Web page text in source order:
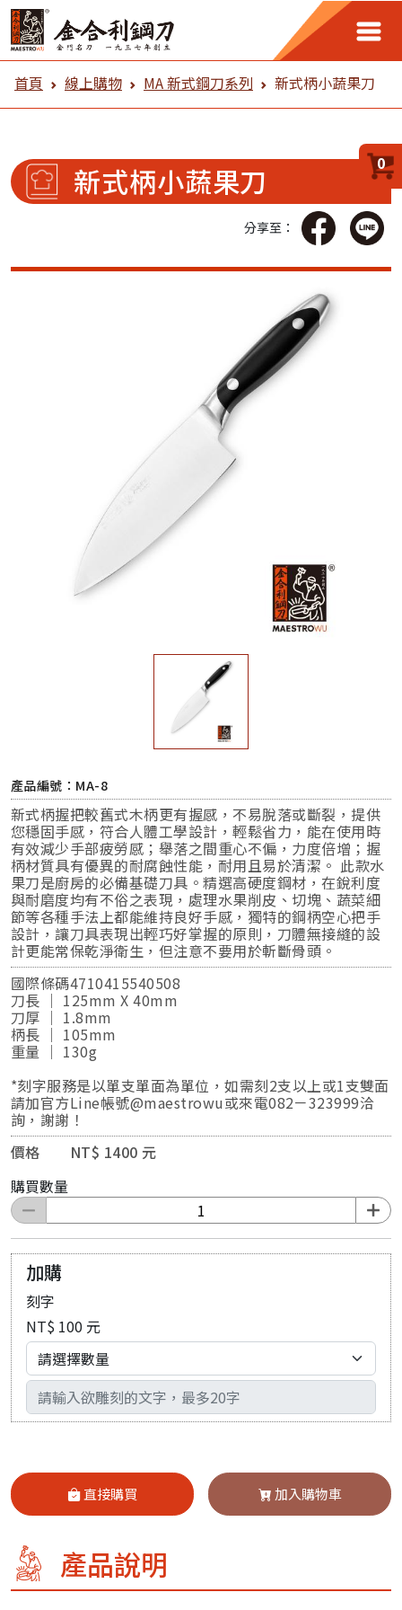
0
金合利鋼刀 線上購物
首頁 線上購物 MA 新式鋼刀系列 新式柄小蔬果刀
新式柄小蔬果刀
分享至：
產品編號：MA-8
新式柄握把較舊式木柄更有握感，不易脫落或斷裂，提供
您穩固手感，符合人體工學設計，輕鬆省力，能在使用時
有效減少手部疲勞感；舉落之間重心不偏，力度倍增；握
柄材質具有優異的耐腐蝕性能，耐用且易於清潔。 此款水
果刀是廚房的必備基礎刀具。精選高硬度鋼材，在銳利度
與耐磨度均有不俗之表現，處理水果削皮、切塊、蔬菜細
節等各種手法上都能維持良好手感，獨特的鋼柄空心把手
設計，讓刀具表現出輕巧好掌握的原則，刀體無接縫的設
計更能常保乾淨衛生，但注意不要用於斬斷骨頭。
國際條碼4710415540508
刀長 ｜ 125mm X 40mm
刀厚 ｜ 1.8mm
柄長 ｜ 105mm
重量 ｜ 130g
*刻字服務是以單支單面為單位，如需刻2支以上或1支雙面
請加官方Line帳號@maestrowu或來電082－323999洽
詢，謝謝！
價格 NT$ 1400 元
購買數量
加購
刻字
NT$ 100 元
輸入文字
直接購買 加入購物車
產品說明